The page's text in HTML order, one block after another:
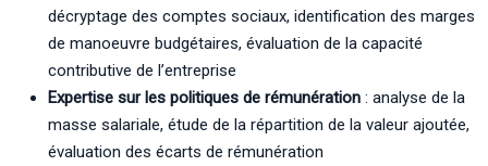
décryptage des comptes sociaux, identification des marges
de manoeuvre budgétaires, évaluation de la capacité
contributive de l’entreprise
Expertise sur les politiques de rémunération : analyse de la
masse salariale, étude de la répartition de la valeur ajoutée,
évaluation des écarts de rémunération